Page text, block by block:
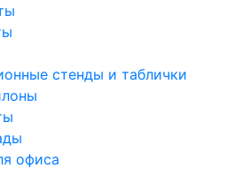
стенды и таблички
офиса